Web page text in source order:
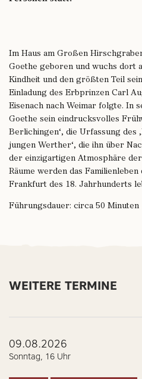
Im Haus am Großen
Goethe geboren und wuchs dort
Kindheit und den größten Teil
Einladung des Erbprinzen Carl
Eisenach nach Weimar folgte. In
Goethe sein eindrucksvolles
Berlichingen‘, die Urfassung des
jungen Werther‘, die ihn über
der einzigartigen Atmosphäre
Räume werden das Familienleben
Frankfurt des 18. Jahrhunderts
Führungsdauer: circa 50 Minuten
WEITERE TERMINE
09.08.2026
Sonntag, 16 Uhr